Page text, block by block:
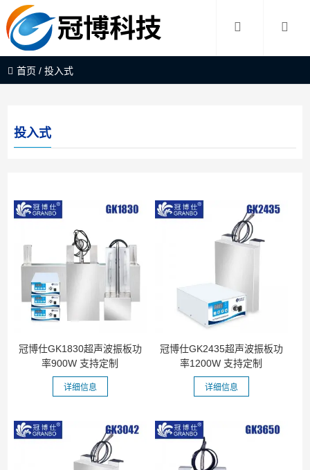
首页 /投入式
投入式
冠博仕GK1830超声波振板功
率900W 支持定制
详细信息
冠博仕GK2435超声波振板功
率1200W 支持定制
详细信息